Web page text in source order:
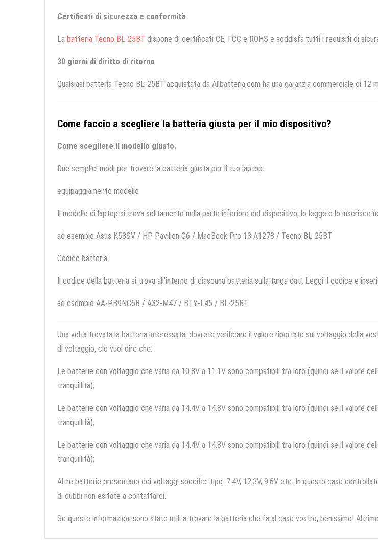
Certificati di sicurezza e conformità
La batteria Tecno BL-25BT dispone di certificati CE, FCC e ROHS e soddisfa tutti i requisiti di
30 giorni di diritto di ritorno
Qualsiasi batteria Tecno BL-25BT acquistata da Allbatteria.com ha una garanzia commerciale di
Come faccio a scegliere la batteria giusta per il mio dispositivo?
Come scegliere il modello giusto.
Due semplici modi per trovare la batteria giusta per il tuo laptop.
equipaggiamento modello
Il modello di laptop si trova solitamente nella parte inferiore del dispositivo, lo legge e lo inserisce
ad esempio Asus K53SV / HP Pavilion G6 / MacBook Pro 13 A1278 / Tecno BL-25BT
Codice batteria
Il codice della batteria si trova all'interno di ciascuna batteria sulla targa dati. Leggi il codice e
ad esempio AA-PB9NC6B / A32-M47 / BTY-L45 / BL-25BT
Una volta trovata la batteria interessata, dovrete verificare il valore riportato sul voltaggio della
di voltaggio, ciò vuol dire che:
Le batterie con voltaggio che varia da 10.8V a 11.1V sono compatibili tra loro (quindi se il valore
tranquillità);
Le batterie con voltaggio che varia da 14.4V a 14.8V sono compatibili tra loro (quindi se il valore
tranquillità);
Le batterie con voltaggio che varia da 14.4V a 14.8V sono compatibili tra loro (quindi se il valore
tranquillità);
Altre batterie presentano dei voltaggi specifici tipo: 7.4V, 12.3V, 9.6V etc. In questo caso
di dubbi non esitate a contattarci.
Se queste informazioni sono state utili a trovare la batteria che fa al caso vostro, benissimo!